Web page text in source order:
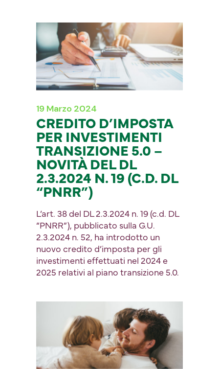
19 Marzo 2024
CREDITO D’IMPOSTA
PER INVESTIMENTI
TRANSIZIONE 5.0 –
NOVITÀ DEL DL
2.3.2024 N. 19 (C.D. DL
“PNRR”)
L’art. 38 del DL 2.3.2024 n. 19 (c.d. DL
“PNRR”), pubblicato sulla G.U.
2.3.2024 n. 52, ha introdotto un
nuovo credito d’imposta per gli
investimenti effettuati nel 2024 e
2025 relativi al piano transizione 5.0.